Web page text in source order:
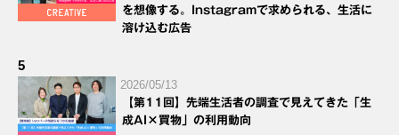
を想像する。Instagramで求められる、生活に
溶け込む広告
5
2026/05/13
【第11回】先端生活者の調査で見えてきた「生
成AI×買物」の利用動向